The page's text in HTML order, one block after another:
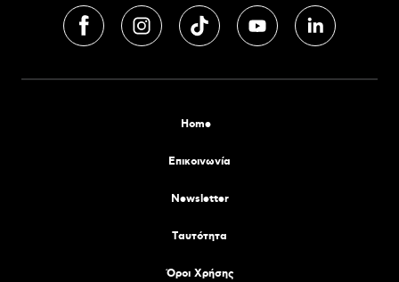
Home
Επικοινωνία
Newsletter
Tαυτότητα
Όροι Χρήσης